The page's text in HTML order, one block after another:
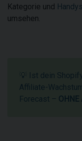
Kategorie und
umsehen.
💡 Ist dein
Affiliate-
Forecast – OHNE